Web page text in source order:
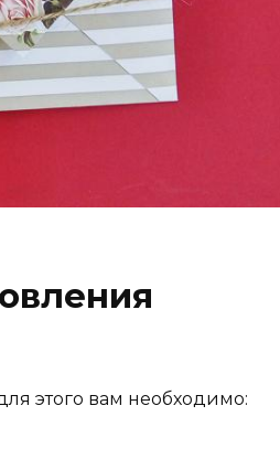
этого вам необходимо: